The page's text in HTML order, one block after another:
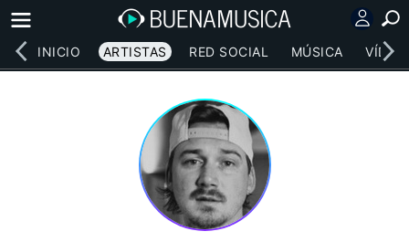
INICIO ARTISTAS RED SOCIAL MÚSICA